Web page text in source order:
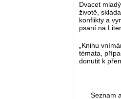
Dvacet
životě,
konflikty a
psaní na
„Knihu
témata,
donutit k
Seznam